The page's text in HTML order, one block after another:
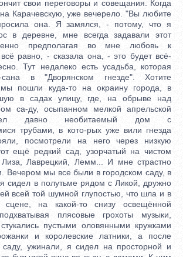
свои переговоры и совещания. Когда
Карачевскую, уже вечерело. "Вы любите
она. Я замялся, - потому, что я
в деревне, мне всегда задавали этот
предполагая во мне любовь к
равно, - сказала она, - это будет всё-
Тут недалеко есть усадьба, которая
в "Дворянском гнезде". Хотите
пошли куда-то на окраину города, в
в садах улицу, где, на обрыве над
са-ду, осыпанном мелкой апрельской
давно необитаемый дом с
трубами, в кото-рых уже вили гнезда
посмотрели на него через низкую
ещё редкий сад, узорчатый на чистом
Лиза, Лаврецкий, Лемм... И мне страстно
Вечером мы все были в городском саду, в
сидел в полутьме рядом с Ликой, дружно
всей той шумной глупостью, что шла и в
на какой-то снизу освещённой
плясовые грохоты музыки,
пустыми оловянными кружками
и королевские латники, а после
саду, ужинали, я сидел на просторной и